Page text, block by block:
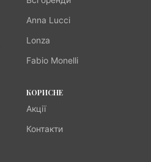
Anna Lucci
Lonza
Fabio Monelli
КОРИСНЕ
Акції
Контакти